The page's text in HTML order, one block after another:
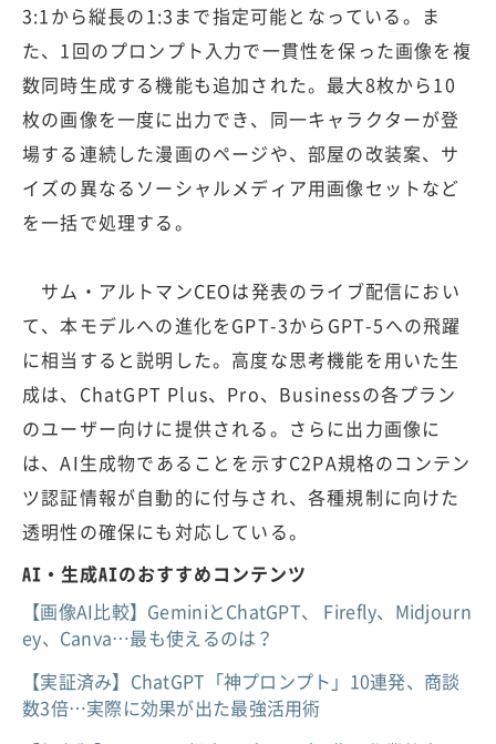
3:1から縦長の1:3まで指定可能となっている。ま
た、1回のプロンプト入力で一貫性を保った画像を複
数同時生成する機能も追加された。最大8枚から10
枚の画像を一度に出力でき、同一キャラクターが登
場する連続した漫画のページや、部屋の改装案、サ
イズの異なるソーシャルメディア用画像セットなど
を一括で処理する。
サム・アルトマンCEOは発表のライブ配信におい
て、本モデルへの進化をGPT-3からGPT-5への飛躍
に相当すると説明した。高度な思考機能を用いた生
成は、ChatGPT Plus、Pro、Businessの各プラン
のユーザー向けに提供される。さらに出力画像に
は、AI生成物であることを示すC2PA規格のコンテン
ツ認証情報が自動的に付与され、各種規制に向けた
透明性の確保にも対応している。
AI・生成AIのおすすめコンテンツ
【画像AI比較】GeminiとChatGPT、 Firefly、Midjourn
ey、Canva…最も使えるのは？
【実証済み】ChatGPT「神プロンプト」10連発、商談
数3倍…実際に効果が出た最強活用術